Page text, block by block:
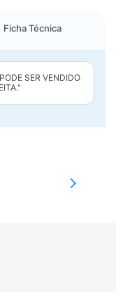
Ficha Técnica
SER VENDIDO